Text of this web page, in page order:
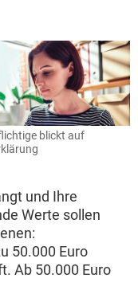
blickt auf
und Ihre
Werte sollen
50.000 Euro
Ab 50.000 Euro